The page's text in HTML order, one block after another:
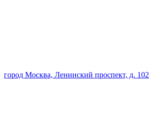
город Москва, Ленинский проспект, д. 102